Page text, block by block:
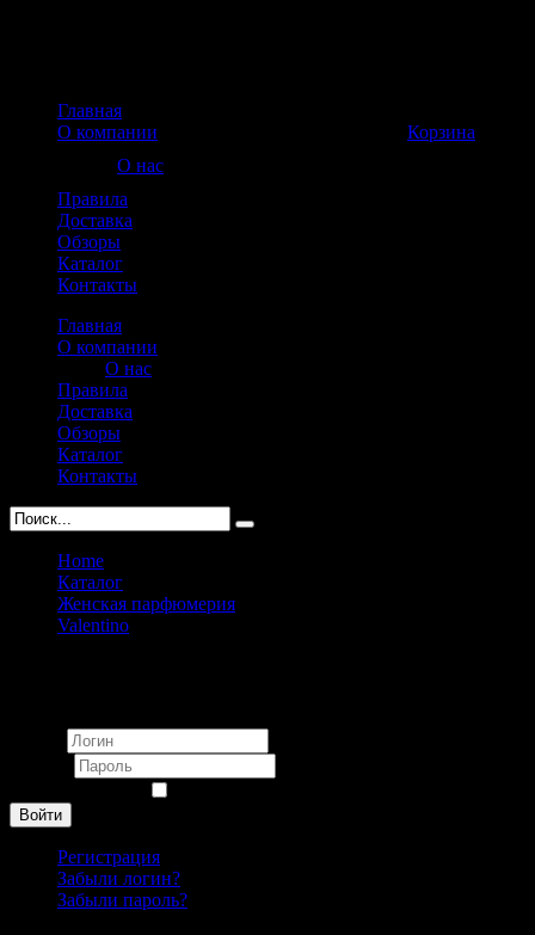
Корзина
Главная
О компании
О нас
Правила
Доставка
Обзоры
Каталог
Контакты
Главная
О компании
О нас
Правила
Доставка
Обзоры
Каталог
Контакты
Home
Каталог
Женская парфюмерия
Valentino
Войти
Регистрация
Забыли логин?
Забыли пароль?